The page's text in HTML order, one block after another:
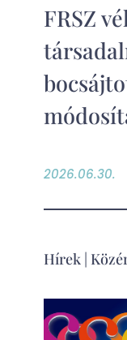
FRSZ
2026.06.30.
Hírek|